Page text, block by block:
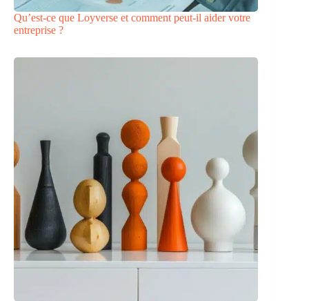
Qu’est-ce que Loyverse et comment peut-il aider votre
entreprise ?